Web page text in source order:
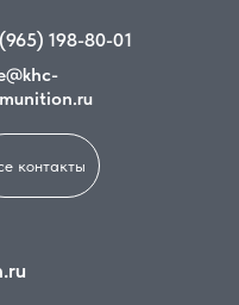
198-80-01
контакты